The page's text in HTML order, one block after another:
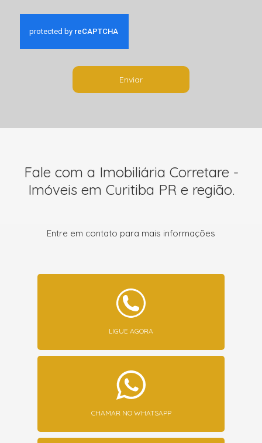
Enviar
Fale com a Imobiliária Corretare -
Imóveis em Curitiba PR e região.
Entre em contato para mais informações
LIGUE AGORA
CHAMAR NO WHATSAPP